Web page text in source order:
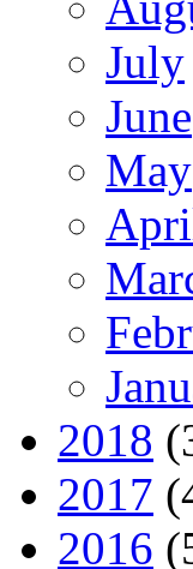
July
June
May
2018
2017
2016